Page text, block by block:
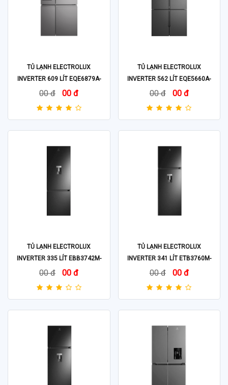
TỦ LẠNH ELECTROLUX
INVERTER 609 LÍT EQE6879A-
00 đ 00 đ
TỦ LẠNH ELECTROLUX
INVERTER 562 LÍT EQE5660A-
00 đ 00 đ
TỦ LẠNH ELECTROLUX
INVERTER 335 LÍT EBB3742M-
00 đ 00 đ
TỦ LẠNH ELECTROLUX
INVERTER 341 LÍT ETB3760M-
00 đ 00 đ